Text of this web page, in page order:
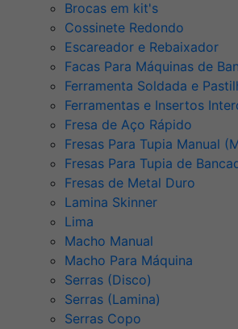
Brocas em kit's
Cossinete Redondo
Escareador e Rebaixador
Facas Para Máquinas de
Ferramenta Soldada e
Ferramentas e Insertos
Fresa de Aço Rápido
Fresas Para Tupia Manual
Fresas Para Tupia de
Fresas de Metal Duro
Lamina Skinner
Lima
Macho Manual
Macho Para Máquina
Serras (Disco)
Serras (Lamina)
Serras Copo